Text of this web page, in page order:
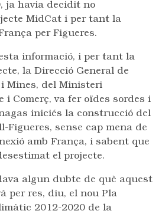
ja havia decidit no
MidCat i per tant la
per Figueres.
informació, i per tant la
la Direcció General de
Mines, del Ministeri
i Comerç, va fer oïdes sordes i
iniciés la construcció del
Figueres, sense cap mena de
amb França, i sabent que
el projecte.
algun dubte de què aquest
per res, diu, el nou Pla
2012-2020 de la